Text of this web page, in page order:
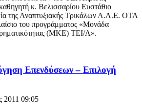
κ. Βελισσαρίου Ευστάθιο
της Αναπτυξιακής Τρικάλων Α.Α.Ε. ΟΤΑ
του προγράμματος «Μονάδα
(ΜΚΕ) ΤΕΙ/Λ».
Επενδύσεων – Επιλογή
2011 09:05